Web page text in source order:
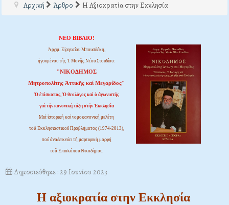
Αρχική Άρθρο Η Αξιοκρατία στην Εκκλησία
ΝΕΟ ΒΙΒΛΙΟ!
Ἀρχιμ. Εἰρηναίου Μπουσδέκη,
ἡγουμένου τῆς Ἱ. Μονῆς Νέου Στουδίου:
"ΝΙΚΟΔΗΜΟΣ
Μητροπολίτης Ἀττικῆς καί Μεγαρίδος"
Ὁ ἐπίσκοπος, Ὁ θεολόγος καί ὁ ἀγωνιστής
γιά τήν κανονική τάξη στήν Ἐκκλησία
Μιά ἱστορική καί νομοκανονική μελέτη
τοῦ Ἐκκλησιαστικοῦ Προβλήματος (1974-2013),
πού ἀναδεικνύει τή μαρτυρική μορφή
τοῦ Ἐπισκόπου Νικοδήμου.
Δημοσιεύθηκε : 29 Ιουνίου 2023
Η αξιοκρατία στην Εκκλησία